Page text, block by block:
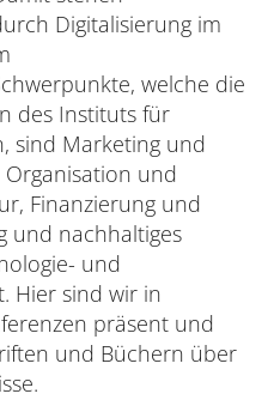
Digitalisierung im
welche die
des Instituts für
sind Marketing und
Organisation und
Finanzierung und
und nachhaltiges
und
Hier sind wir in
präsent und
und Büchern über